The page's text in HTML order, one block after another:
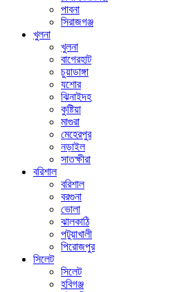
পাবনা
সিরাজগঞ্জ
খুলনা
খুলনা
বাগেরহাট
চুয়াডাঙ্গা
যশোর
ঝিনাইদহ
কুষ্টিয়া
মাগুরা
মেহেরপুর
নড়াইল
সাতক্ষীরা
বরিশাল
বরিশাল
বরগুনা
ভোলা
ঝালকাঠি
পটুয়াখালী
পিরোজপুর
সিলেট
সিলেট
হবিগঞ্জ